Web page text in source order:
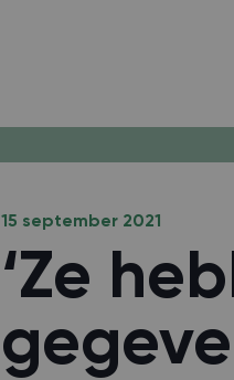
15 september 2021
‘Ze